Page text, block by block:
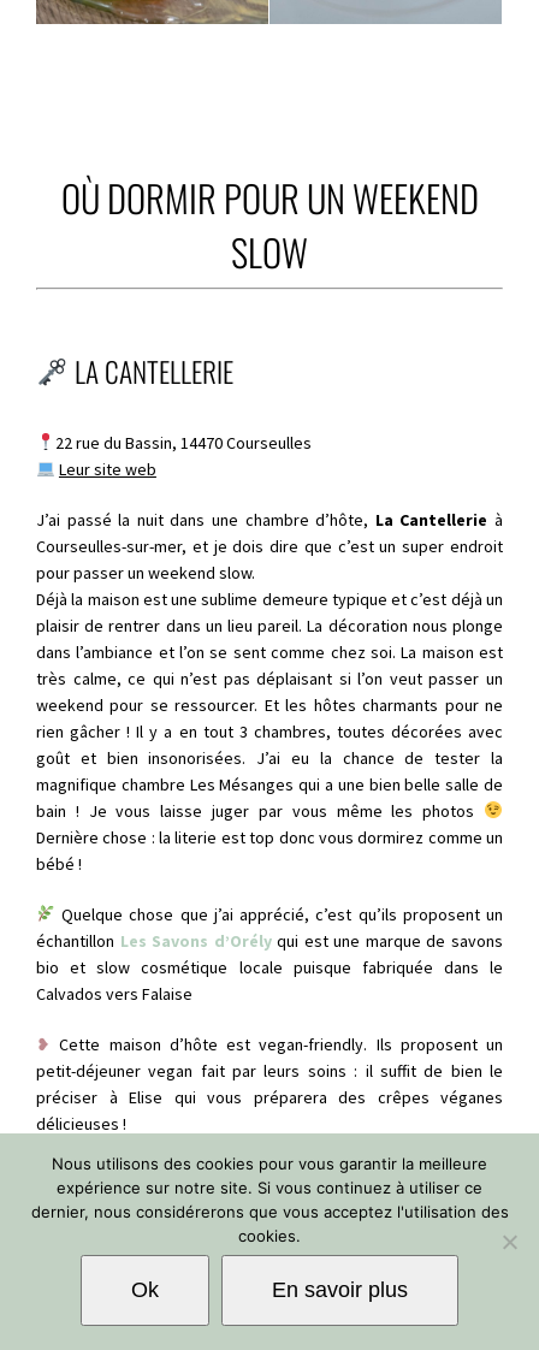
OÙ DORMIR POUR UN WEEKEND
SLOW
LA CANTELLERIE
22 rue du Bassin, 14470 Courseulles
Leur site web
J’ai passé la nuit dans une chambre d’hôte, La Cantellerie à
Courseulles-sur-mer, et je dois dire que c’est un super endroit
pour passer un weekend slow.
Déjà la maison est une sublime demeure typique et c’est déjà un
plaisir de rentrer dans un lieu pareil. La décoration nous plonge
dans l’ambiance et l’on se sent comme chez soi. La maison est
très calme, ce qui n’est pas déplaisant si l’on veut passer un
weekend pour se ressourcer. Et les hôtes charmants pour ne
rien gâcher ! Il y a en tout 3 chambres, toutes décorées avec
goût et bien insonorisées. J’ai eu la chance de tester la
magnifique chambre Les Mésanges qui a une bien belle salle de
bain ! Je vous laisse juger par vous même les photos
Dernière chose : la literie est top donc vous dormirez comme un
bébé !
Quelque chose que j’ai apprécié, c’est qu’ils proposent un
échantillon Les Savons d’Orélyqui est une marque de savons
bio et slow cosmétique locale puisque fabriquée dans le
Calvados vers Falaise
❥ Cette maison d’hôte est vegan-friendly. Ils proposent un
petit-déjeuner vegan fait par leurs soins : il suffit de bien le
préciser à Elise qui vous préparera des crêpes véganes
délicieuses !
Nous utilisons des cookies pour vous garantir la meilleure
expérience sur notre site. Si vous continuez à utiliser ce
dernier, nous considérerons que vous acceptez l'utilisation des
cookies.
Ok En savoir plus